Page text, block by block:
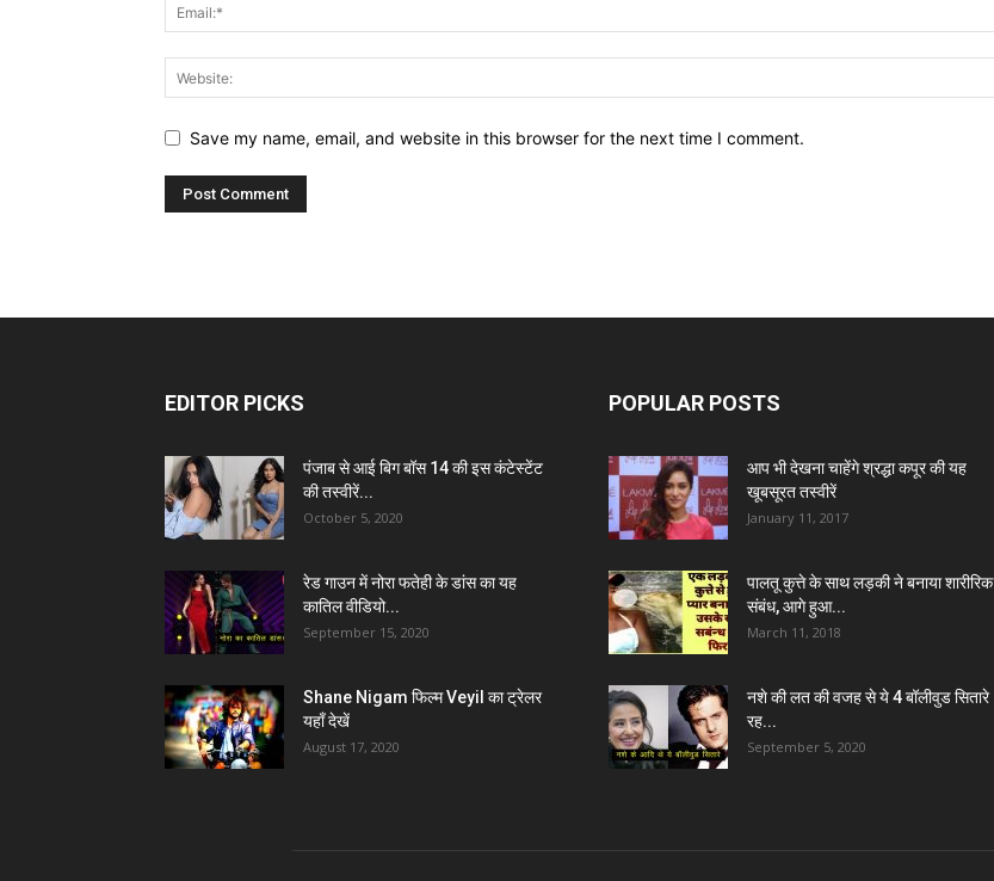
Save my name, email, and website in this browser for the next time I comment.
EDITOR PICKS
पंजाब से आई बिग बॉस 14 की इस कंटेस्टेंट
की तस्वीरें...
October 5, 2020
रेड गाउन में नोरा फतेही के डांस का यह
कातिल वीडियो...
September 15, 2020
Shane Nigam फिल्म Veyil का ट्रेलर
यहाँ देखें
August 17, 2020
POPULAR POSTS
आप भी देखना चाहेंगे श्रद्धा कपूर की यह
खूबसूरत तस्वीरें
January 11, 2017
पालतू कुत्ते के साथ लड़की ने बनाया शारीरिक
संबंध, आगे हुआ...
March 11, 2018
नशे की लत की वजह से ये 4 बॉलीवुड सितारे
रह...
September 5, 2020